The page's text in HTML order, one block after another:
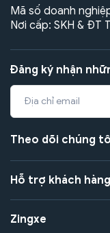
Mã số doanh
Nơi cấp: SKH & ĐT
Đăng ký nhận
Theo dõi chúng
Hỗ trợ khách hàng
Zingxe